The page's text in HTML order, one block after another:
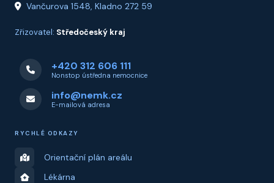
Vančurova 1548, Kladno 272 59
Zřizovatel: Středočeský kraj
+420 312 606 111
Nonstop ústředna nemocnice
info@nemk.cz
E-mailová adresa
RYCHLÉ ODKAZY
Orientační plán areálu
Lékárna